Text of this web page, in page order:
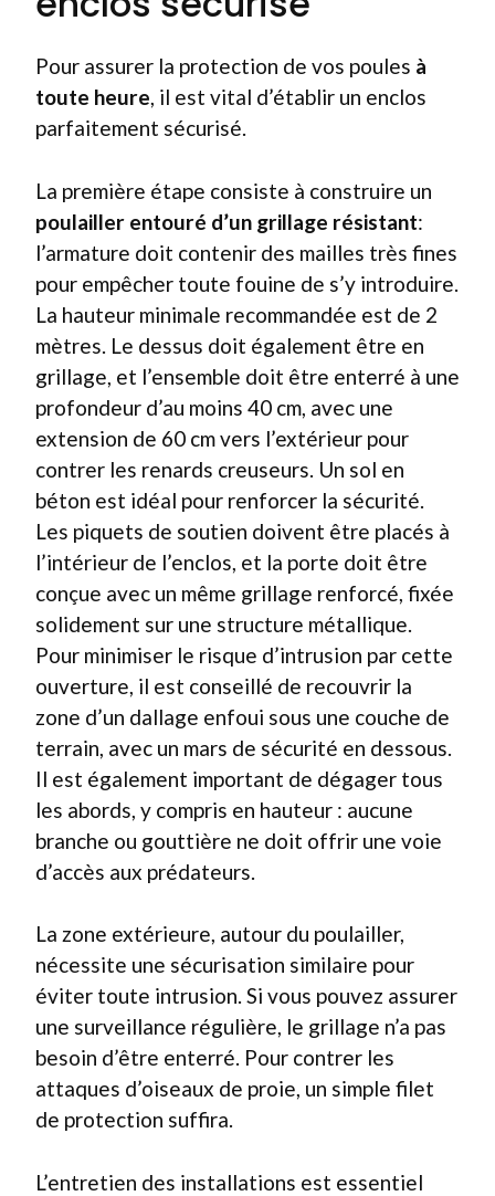
Pour assurer la protection de vos poules à
toute heure, il est vital d’établir un enclos
parfaitement sécurisé.
La première étape consiste à construire un
poulailler entouré d’un grillage résistant:
l’armature doit contenir des mailles très fines
pour empêcher toute fouine de s’y introduire.
La hauteur minimale recommandée est de 2
mètres. Le dessus doit également être en
grillage, et l’ensemble doit être enterré à une
profondeur d’au moins 40 cm, avec une
extension de 60 cm vers l’extérieur pour
contrer les renards creuseurs. Un sol en
béton est idéal pour renforcer la sécurité.
Les piquets de soutien doivent être placés à
l’intérieur de l’enclos, et la porte doit être
conçue avec un même grillage renforcé, fixée
solidement sur une structure métallique.
Pour minimiser le risque d’intrusion par cette
ouverture, il est conseillé de recouvrir la
zone d’un dallage enfoui sous une couche de
terrain, avec un mars de sécurité en dessous.
Il est également important de dégager tous
les abords, y compris en hauteur : aucune
branche ou gouttière ne doit offrir une voie
d’accès aux prédateurs.
La zone extérieure, autour du poulailler,
nécessite une sécurisation similaire pour
éviter toute intrusion. Si vous pouvez assurer
une surveillance régulière, le grillage n’a pas
besoin d’être enterré. Pour contrer les
attaques d’oiseaux de proie, un simple filet
de protection suffira.
L’entretien des installations est essentiel